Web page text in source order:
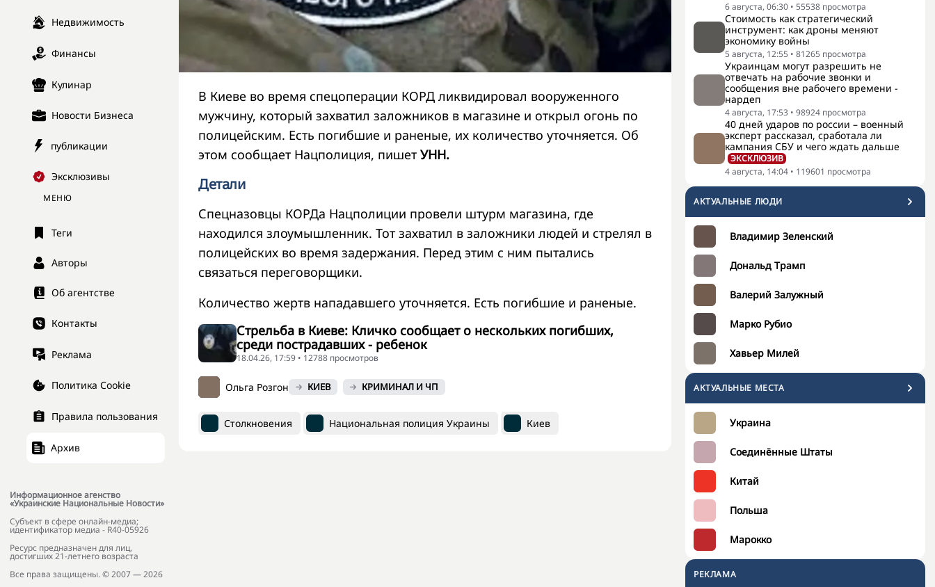
Недвижимость
Финансы
Кулинар
Новости Бизнеса
публикации
Эксклюзивы
МЕНЮ
Теги
Авторы
Об агентстве
Контакты
Реклама
Политика Cookie
Правила пользования
Архив
Информационное агенство
«Украинские Национальные Новости»
Субъект в сфере онлайн-медиа;
идентификатор медиа - R40-05926
Ресурс предназначен для лиц,
достигших 21-летнего возраста
Все права защищены. © 2007 — 2026
6 августа, 06:30 • 55538 просмотра
Стоимость как стратегический
инструмент: как дроны меняют
экономику войны
5 августа, 12:55 • 81265 просмотра
Украинцам могут разрешить не
отвечать на рабочие звонки и
сообщения вне рабочего времени -
нардеп
4 августа, 17:53 • 98924 просмотра
40 дней ударов по россии – военный
эксперт рассказал, сработала ли
кампания СБУ и чего ждать дальше
ЭКСКЛЮЗИВ
4 августа, 14:04 • 119601 просмотра
АКТУАЛЬНЫЕ ЛЮДИ
Владимир Зеленский
Дональд Трамп
Валерий Залужный
Марко Рубио
Хавьер Милей
АКТУАЛЬНЫЕ МЕСТА
Украина
Соединённые Штаты
Китай
Польша
Марокко
РЕКЛАМА
В Киеве во время спецоперации КОРД ликвидировал вооруженного
мужчину, который захватил заложников в магазине и открыл огонь по
полицейским. Есть погибшие и раненые, их количество уточняется. Об
этом сообщает Нацполиция, пишет УНН.
Детали
Спецназовцы КОРДа Нацполиции провели штурм магазина, где
находился злоумышленник. Тот захватил в заложники людей и стрелял в
полицейских во время задержания. Перед этим с ним пытались
связаться переговорщики.
Количество жертв нападавшего уточняется. Есть погибшие и раненые.
Стрельба в Киеве: Кличко сообщает о нескольких погибших,
среди пострадавших - ребенок
18.04.26, 17:59 • 12788 просмотров
Ольга Розгон КИЕВ КРИМИНАЛ И ЧП
Столкновения Национальная полиция Украины Киев